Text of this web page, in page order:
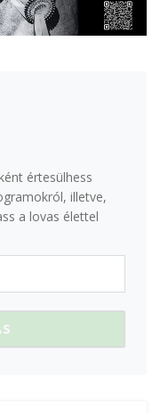
értesülhess
illetve,
a lovas élettel